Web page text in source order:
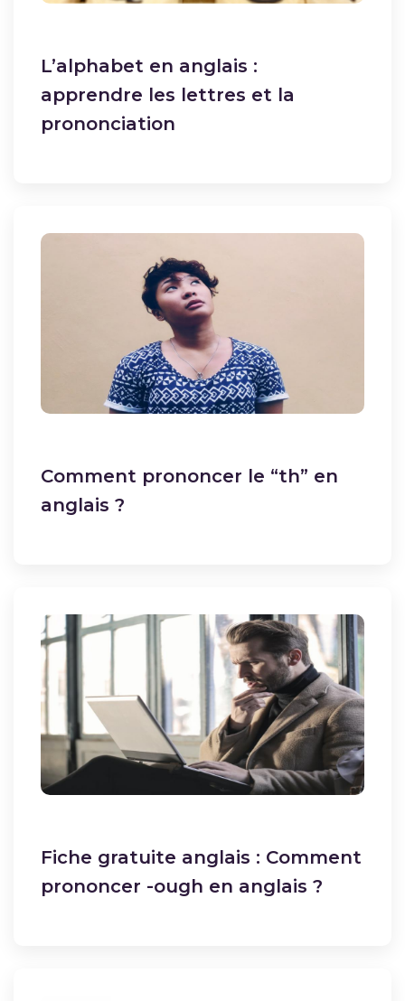
L’alphabet en anglais :
apprendre les lettres et la
prononciation
Comment prononcer le “th” en
anglais ?
Fiche gratuite anglais : Comment
prononcer -ough en anglais ?